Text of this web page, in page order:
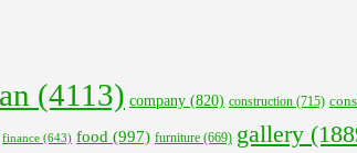
(4113) company (820) construction (715)
finance (643) food (997) furniture (669) gallery